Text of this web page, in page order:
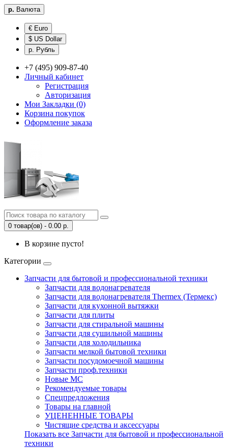
р. Валюта
€ Euro
$ US Dollar
р. Рубль
+7 (495) 909-87-40
Личный кабинет
Регистрация
Авторизация
Мои Закладки (0)
Корзина покупок
Оформление заказа
0 товар(ов) - 0.00 р.
В корзине пусто!
Категории
Запчасти для бытовой и профессиональной техники
Запчасти для водонагревателя
Запчасти для водонагревателя Thermex (Термекс)
Запчасти для кухонной вытяжки
Запчасти для плиты
Запчасти для стиральной машины
Запчасти для сушильной машины
Запчасти для холодильника
Запчасти мелкой бытовой техники
Запчасти посудомоечной машины
Запчасти проф.техники
Новые МС
Рекомендуемые товары
Спецпредложения
Товары на главной
УЦЕНЕННЫЕ ТОВАРЫ
Чистящие средства и аксессуары
Показать все Запчасти для бытовой и профессиональной
техники